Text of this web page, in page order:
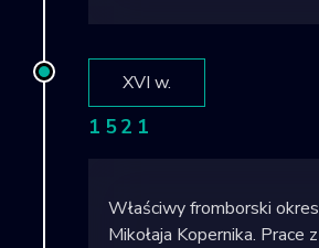
1521
Właściwy fromborski
Mikołaja Kopernika. Prace
XVI w.